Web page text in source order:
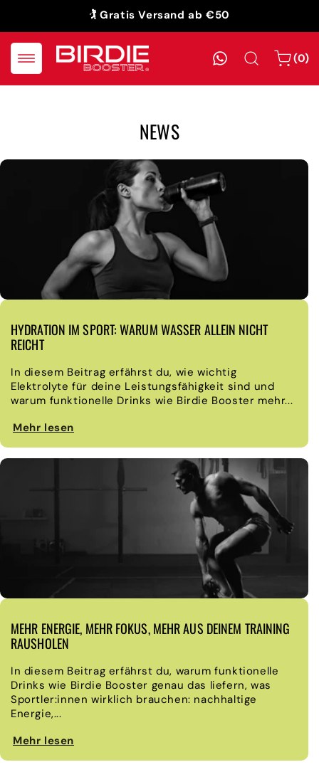
SPRINGEN
🏌️ Gratis Versand ab €50
WhatsApp Warenkorb
(0)
0
Artikel
NEWS
HYDRATION IM SPORT: WARUM WASSER ALLEIN NICHT
REICHT
In diesem Beitrag erfährst du, wie wichtig
Elektrolyte für deine Leistungsfähigkeit sind und
warum funktionelle Drinks wie Birdie Booster mehr...
Mehr lesen
MEHR ENERGIE, MEHR FOKUS, MEHR AUS DEINEM TRAINING
RAUSHOLEN
In diesem Beitrag erfährst du, warum funktionelle
Drinks wie Birdie Booster genau das liefern, was
Sportler:innen wirklich brauchen: nachhaltige
Energie,...
Mehr lesen